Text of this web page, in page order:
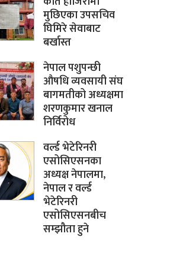
मुछिएका उपसचिव
घिमिरे सेवाबाट
बर्खास्त
नेपाल पशुपन्छी
औषधि व्यवसायी संघ
बागमतीको अध्यक्षमा
शरणकुमार खनाल
निर्विरोध
वर्ल्ड भेटेरिनरी
एसोसिएसनका
अध्यक्ष नेपालमा,
नेपाल र वर्ल्ड
भेटेरिनरी
एसोसिएसनबीच
सम्झौता हुने